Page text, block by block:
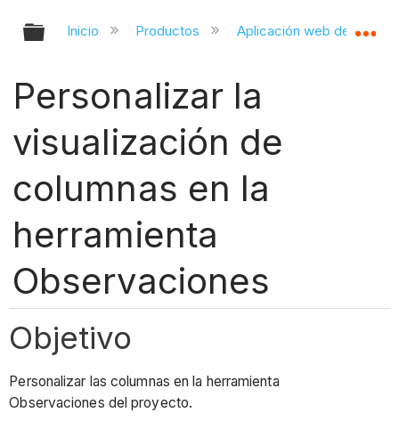
Expandir/contraer jerarquía global
Inicio Productos Aplicación web de
Personalizar la
visualización de
columnas en la
herramienta
Observaciones
Objetivo
Personalizar las columnas en la herramienta
Observaciones del proyecto.